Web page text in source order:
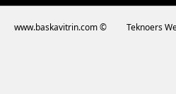
www.baskavitrin.com © Teknoers